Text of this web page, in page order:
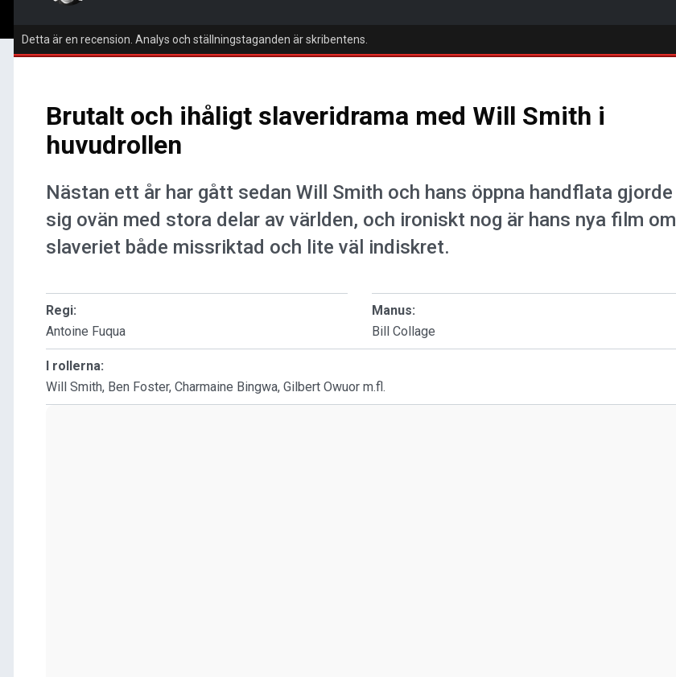
Detta är en recension. Analys och ställningstaganden är skribentens.
Brutalt och ihåligt slaveridrama med Will Smith i
huvudrollen
Nästan ett år har gått sedan Will Smith och hans öppna handflata gjorde
sig ovän med stora delar av världen, och ironiskt nog är hans nya film om
slaveriet både missriktad och lite väl indiskret.
Regi:
Antoine Fuqua
Manus:
Bill Collage
I rollerna:
Will Smith, Ben Foster, Charmaine Bingwa, Gilbert Owuor m.fl.